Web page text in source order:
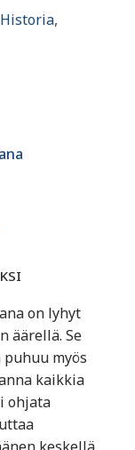
on lyhyt
äärellä. Se
myös
kaikkia
ohjata